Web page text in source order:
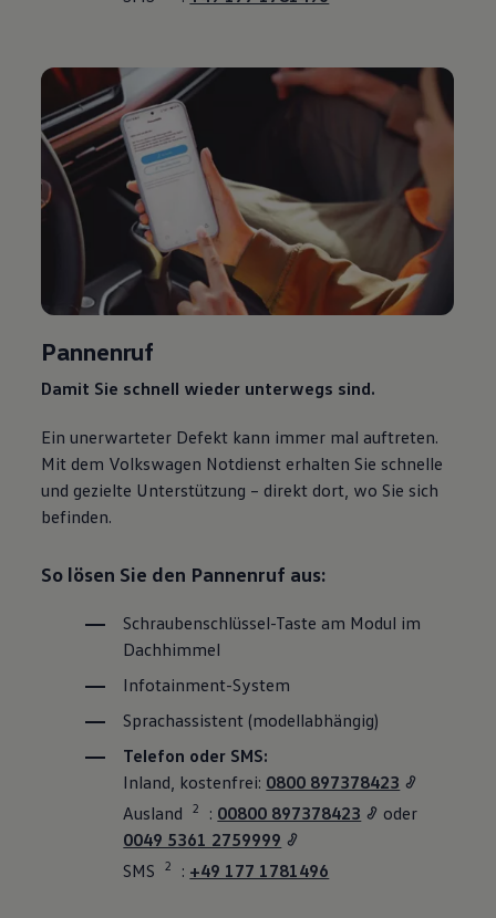
Pannenruf
Damit Sie schnell wieder unterwegs sind.
Ein unerwarteter Defekt kann immer mal auftreten.
Mit dem Volkswagen Notdienst erhalten Sie schnelle
und gezielte Unterstützung – direkt dort, wo Sie sich
befinden.
So lösen Sie den Pannenruf aus:
Schraubenschlüssel-Taste am Modul im
Dachhimmel
Infotainment-System
Sprachassistent (modellabhängig)
Telefon oder SMS:
Inland, kostenfrei: 0800 897378423
Ausland
2 :⁠ 00800 897378423
oder
0049 5361 2759999
SMS
2 : +49 177 1781496